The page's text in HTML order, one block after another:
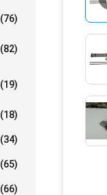
(76)
(82)
(19)
(18)
(34)
(65)
(66)